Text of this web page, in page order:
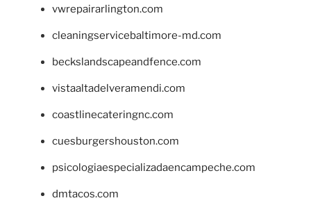
vwrepairarlington.com
cleaningservicebaltimore-md.com
beckslandscapeandfence.com
vistaaltadelveramendi.com
coastlinecateringnc.com
cuesburgershouston.com
psicologiaespecializadaencampeche.com
dmtacos.com